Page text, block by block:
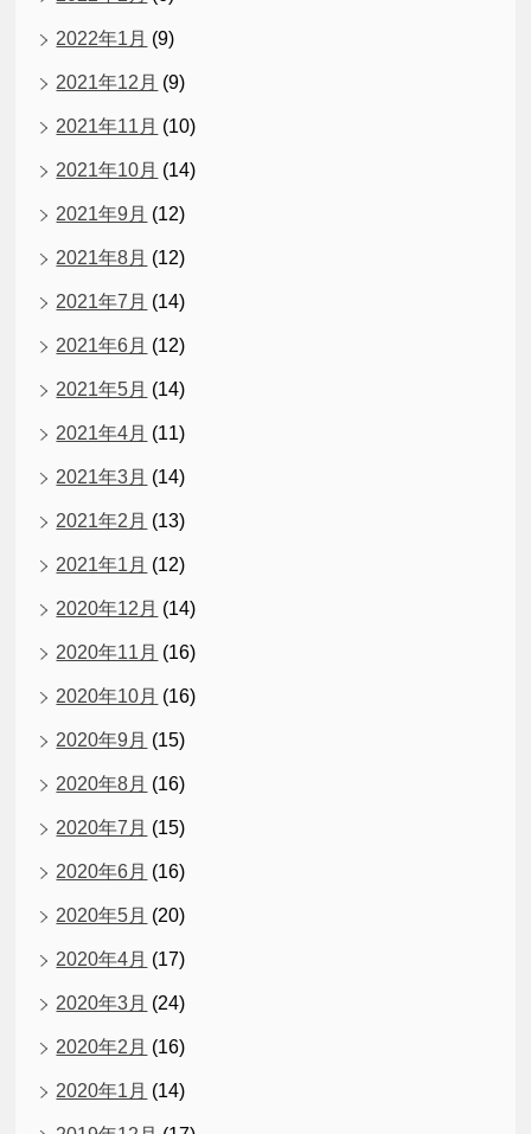
2022年1月 (9)
2021年12月 (9)
2021年11月 (10)
2021年10月 (14)
2021年9月 (12)
2021年8月 (12)
2021年7月 (14)
2021年6月 (12)
2021年5月 (14)
2021年4月 (11)
2021年3月 (14)
2021年2月 (13)
2021年1月 (12)
2020年12月 (14)
2020年11月 (16)
2020年10月 (16)
2020年9月 (15)
2020年8月 (16)
2020年7月 (15)
2020年6月 (16)
2020年5月 (20)
2020年4月 (17)
2020年3月 (24)
2020年2月 (16)
2020年1月 (14)